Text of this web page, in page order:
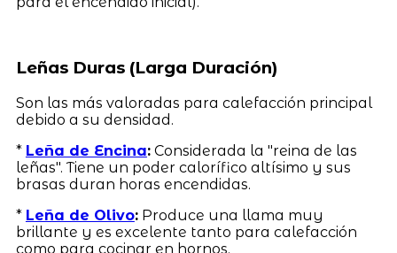
Leñas Duras (Larga Duración)
Son las más valoradas para calefacción principal
debido a su densidad.
* Leña de Encina:Considerada la "reina de las
leñas". Tiene un poder calorífico altísimo y sus
brasas duran horas encendidas.
* Leña de Olivo:Produce una llama muy
brillante y es excelente tanto para calefacción
como para cocinar en hornos.